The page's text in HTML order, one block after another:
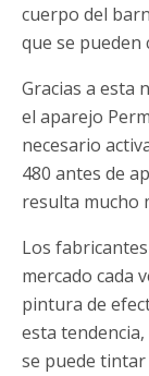
cuerpo del
que se pueden
Gracias a esta
el aparejo
necesario
480 antes de
resulta mucho
Los
mercado cada
pintura de
esta tendencia,
se puede